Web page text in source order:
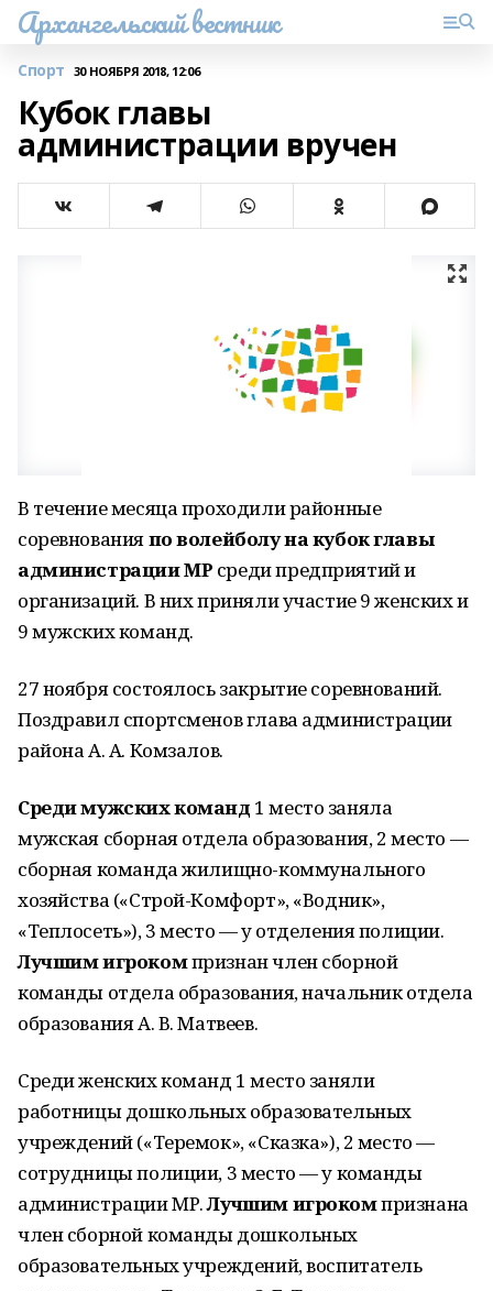
Архангельский вестник
Спорт 30 НОЯБРЯ 2018, 12:06
Кубок главы
администрации вручен
В течение месяца проходили районные
соревнованияпо волейболу на кубок главы
администрации МР среди предприятий и
организаций. В них приняли участие 9 женских и
9 мужских команд.
27 ноября состоялось закрытие соревнований.
Поздравил спортсменов глава администрации
района А. А. Комзалов.
Среди мужских команд 1 место заняла
мужская сборная отдела образования, 2 место —
сборная команда жилищно-коммунального
хозяйства («Строй-Комфорт», «Водник»,
«Теплосеть»), 3 место — у отделения полиции.
Лучшим игрокомпризнан член сборной
команды отдела образования, начальник отдела
образования А. В. Матвеев.
Среди женских команд 1 место заняли
работницы дошкольных образовательных
учреждений («Теремок», «Сказка»), 2 место —
сотрудницы полиции, 3 место — у команды
администрации МР.Лучшим игрокомпризнана
член сборной команды дошкольных
образовательных учреждений, воспитатель